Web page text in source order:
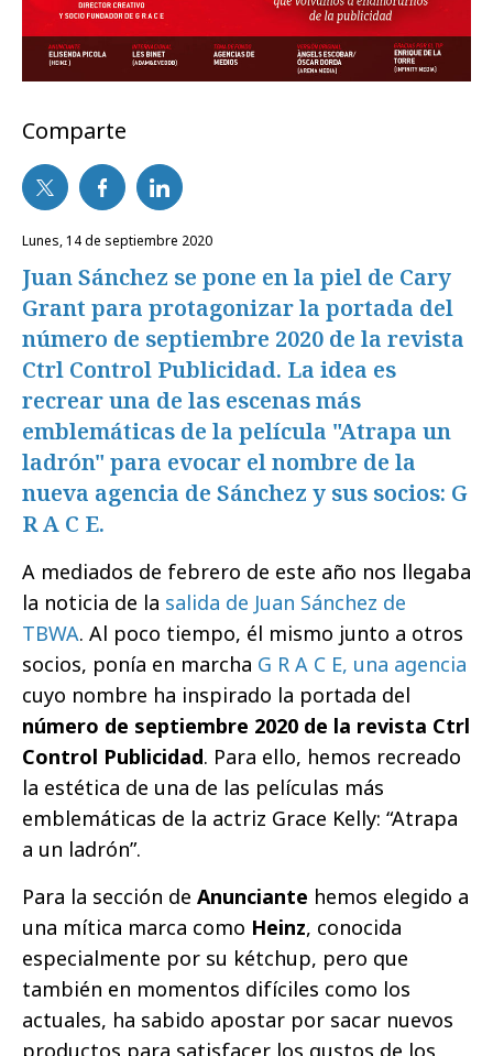
Comparte
lunes, 14 de septiembre 2020
Juan Sánchez se pone en la piel de Cary
Grant para protagonizar la portada del
número de septiembre 2020 de la revista
Ctrl Control Publicidad. La idea es
recrear una de las escenas más
emblemáticas de la película "Atrapa un
ladrón" para evocar el nombre de la
nueva agencia de Sánchez y sus socios: G
R A C E.
A mediados de febrero de este año nos llegaba
la noticia de la salida de Juan Sánchez de
TBWA. Al poco tiempo, él mismo junto a otros
socios, ponía en marcha G R A C E, una agencia
cuyo nombre ha inspirado la portada del
número de septiembre 2020 de la revista Ctrl
Control Publicidad. Para ello, hemos recreado
la estética de una de las películas más
emblemáticas de la actriz Grace Kelly: “Atrapa
a un ladrón”.
Para la sección de Anunciante hemos elegido a
una mítica marca como Heinz, conocida
especialmente por su kétchup, pero que
también en momentos difíciles como los
actuales, ha sabido apostar por sacar nuevos